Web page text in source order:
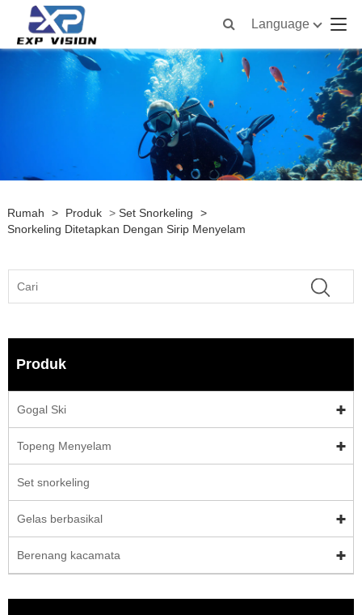
Language
Rumah > Produk > Set Snorkeling
>
Snorkeling Ditetapkan Dengan Sirip Menyelam
Produk
Gogal Ski
Topeng Menyelam
Set snorkeling
Gelas berbasikal
Berenang kacamata